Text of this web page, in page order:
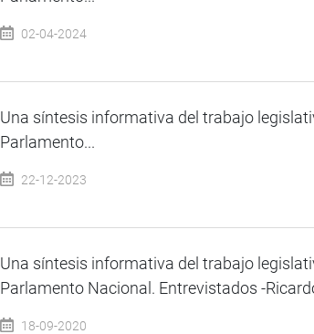
02-04-2024
Una síntesis informativa del trabajo
Parlamento...
22-12-2023
Una síntesis informativa del trabajo
Parlamento Nacional. Entrevistados -
18-09-2020